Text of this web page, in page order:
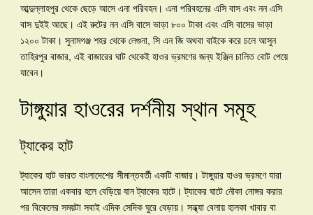
আব্দুল্লাহপুর থেকে ছেড়ে আসে এনা পরিবহন। এনা পরিবহনের এসি বাস এবং নন এসি
বাস দুইই আছে। এই রুটের নন এসি বাসে ভাড়া ৮০০ টাকা এবং এসি বাসের ভাড়া
১২০০ টাকা। সুনামগঞ্জ শহর থেকে লেগুনা, সি এন জি অথবা বাইকে করে চলে আসুন
তাহিরপুর বাজার, এই বাজারের ঘাট থেকেই হাওর ভ্রমণের জন্য ইঞ্জিন চালিত বোট পেয়ে
যাবেন।
টাঙ্গুয়ার হাওরের দর্শনীয় স্থান সমূহ
ট্যাকের হাট
ট্যাকের হাট ভারত বাংলাদেশের সীমান্তবর্তী একটি বাজার। টাঙ্গুয়ার হাওর ভ্রমণে যারা
আসেন তারা একবার হলে বেড়িয়ে যান ট্যাকের হাটে। ট্যাকের ঘাটে নৌকা নোঙ্গর করার
পর বিকেলের সময়টা সবাই এদিক সেদিক ঘুরে বেড়ায়। সন্ধ্যা বেলায় হালকা খাবার বা